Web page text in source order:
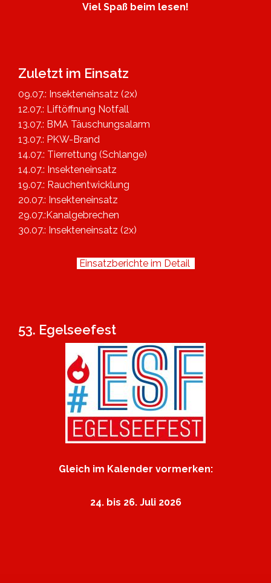
Viel Spaß beim lesen!
Zuletzt im Einsatz
09.07.: Insekteneinsatz (2x)
12.07.: Liftöffnung Notfall
13.07.: BMA Täuschungsalarm
13.07.: PKW-Brand
14.07.: Tierrettung (Schlange)
14.07.: Insekteneinsatz
19.07.: Rauchentwicklung
20.07.: Insekteneinsatz
29.07.:Kanalgebrechen
30.07.: Insekteneinsatz (2x)
Einsatzberichte im Detail
53. Egelseefest
Gleich im Kalender vormerken:
24. bis 26. Juli 2026